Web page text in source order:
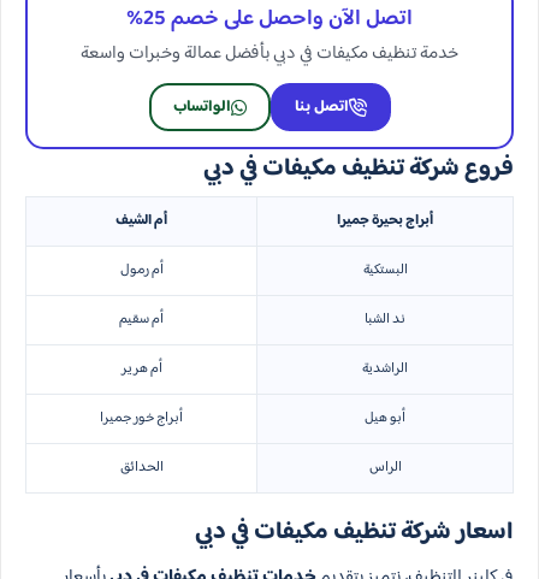
اتصل الآن واحصل على خصم 25%
خدمة تنظيف مكيفات في دبي بأفضل عمالة وخبرات واسعة
اتصل بنا الواتساب
فروع شركة تنظيف مكيفات في دبي
أبراج بحيرة جميرا
أم الشيف
البستكية
أم رمول
ند الشبا
أم سقيم
الراشدية
أم هرير
أبو هيل
أبراج خور جميرا
الراس
الحدائق
اسعار شركة تنظيف مكيفات في دبي